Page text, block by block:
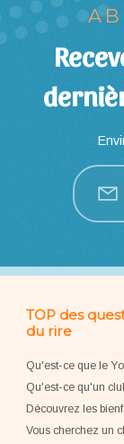
TOP des
du rire
Qu'est-ce que le
Qu'est-ce qu'un
Découvrez les
Vous cherchez un